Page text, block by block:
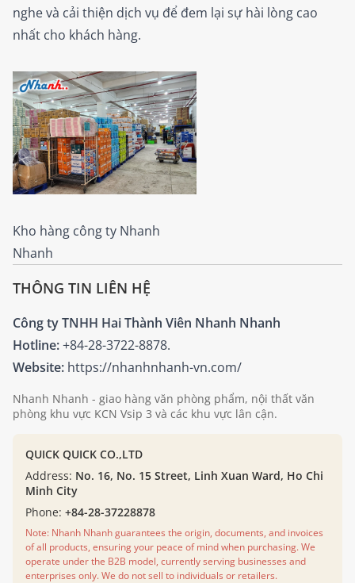
nghe và cải thiện dịch vụ để đem lại sự hài lòng cao
nhất cho khách hàng.
Kho hàng công ty Nhanh
Nhanh
THÔNG TIN LIÊN HỆ
Công ty TNHH Hai Thành Viên Nhanh Nhanh
Hotline:+84-28-3722-8878.
Website: https://nhanhnhanh-vn.com/
Nhanh Nhanh - giao hàng văn phòng phẩm, nội thất văn
phòng khu vực KCN Vsip 3 và các khu vực lân cận.
QUICK QUICK CO.,LTD
Address: No. 16, No. 15 Street, Linh Xuan Ward, Ho Chi
Minh City
Phone: +84-28-37228878
Note: Nhanh Nhanh guarantees the origin, documents, and invoices
of all products, ensuring your peace of mind when purchasing. We
operate under the B2B model, currently serving businesses and
enterprises only. We do not sell to individuals or retailers.